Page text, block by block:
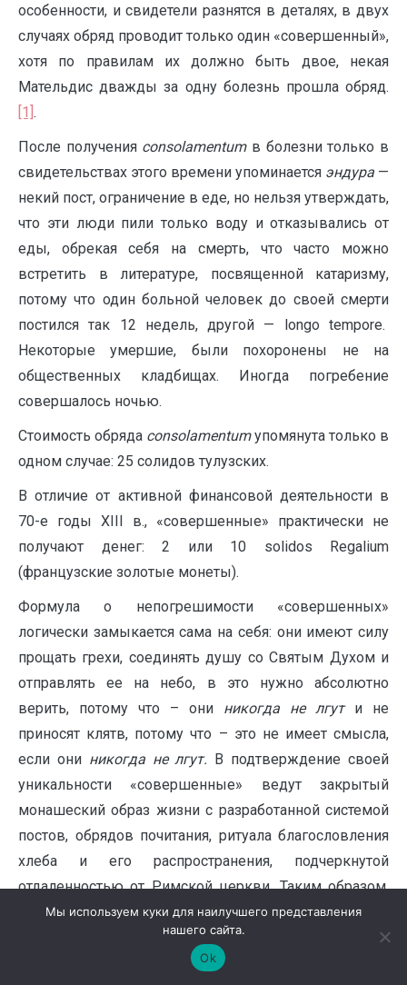
особенности, и свидетели разнятся в деталях, в двух
случаях обряд проводит только один «совершенный»,
хотя по правилам их должно быть двое, некая
Мательдис дважды за одну болезнь прошла обряд.
[1] .
После получения consolamentumв болезни только в
свидетельствах этого времени упоминается эндура —
некий пост, ограничение в еде, но нельзя утверждать,
что эти люди пили только воду и отказывались от
еды, обрекая себя на смерть, что часто можно
встретить в литературе, посвященной катаризму,
потому что один больной человек до своей смерти
постился так 12 недель, другой — longo tempore.
Некоторые умершие, были похоронены не на
общественных кладбищах. Иногда погребение
совершалось ночью.
Стоимость обряда consolamentumупомянута только в
одном случае: 25 солидов тулузских.
В отличие от активной финансовой деятельности в
70-е годы XIII в., «совершенные» практически не
получают денег: 2 или 10 solidos Regalium
(французские золотые монеты).
Формула о непогрешимости «совершенных»
логически замыкается сама на себя: они имеют силу
прощать грехи, соединять душу со Святым Духом и
отправлять ее на небо, в это нужно абсолютно
верить, потому что – они никогда не лгути не
приносят клятв, потому что – это не имеет смысла,
если они никогда не лгут. В подтверждение своей
уникальности «совершенные» ведут закрытый
монашеский образ жизни с разработанной системой
постов, обрядов почитания, ритуала благословления
хлеба и его распространения, подчеркнутой
отдаленностью от Римской церкви. Таким образом,
«совершенные» делают себя посредниками между
Богом и людьми, причем, не просто посредниками,
получившими божественное право выполнять
Мы используем куки для наилучшего представления
нашего сайта.
Ok